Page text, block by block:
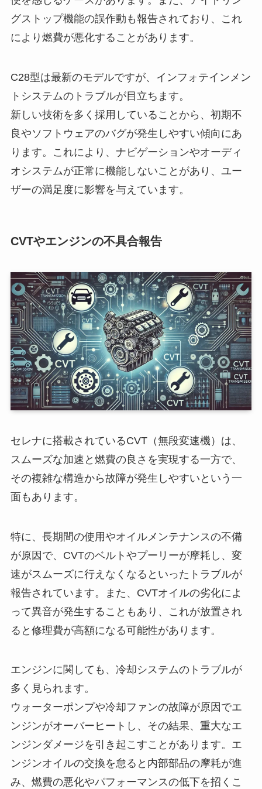
グストップ機能の誤作動も報告されており、これ
により燃費が悪化することがあります。
C28型は最新のモデルですが、インフォテインメン
トシステムのトラブルが目立ちます。
新しい技術を多く採用していることから、初期不
良やソフトウェアのバグが発生しやすい傾向にあ
ります。これにより、ナビゲーションやオーディ
オシステムが正常に機能しないことがあり、ユー
ザーの満足度に影響を与えています。
CVTやエンジンの不具合報告
セレナに搭載されているCVT（無段変速機）は、
スムーズな加速と燃費の良さを実現する一方で、
その複雑な構造から故障が発生しやすいという一
面もあります。
特に、長期間の使用やオイルメンテナンスの不備
が原因で、CVTのベルトやプーリーが摩耗し、変
速がスムーズに行えなくなるといったトラブルが
報告されています。また、CVTオイルの劣化によ
って異音が発生することもあり、これが放置され
ると修理費が高額になる可能性があります。
エンジンに関しても、冷却システムのトラブルが
多く見られます。
ウォーターポンプや冷却ファンの故障が原因でエ
ンジンがオーバーヒートし、その結果、重大なエ
ンジンダメージを引き起こすことがあります。エ
ンジンオイルの交換を怠ると内部部品の摩耗が進
み、燃費の悪化やパフォーマンスの低下を招くこ